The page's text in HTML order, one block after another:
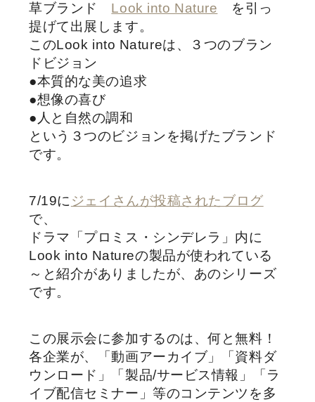
草ブランド Look into Nature を引っ
提げて出展します。
このLook into Natureは、３つのブラン
ドビジョン
●本質的な美の追求
●想像の喜び
●人と自然の調和
という３つのビジョンを掲げたブランド
です。
7/19に ジェイさんが投稿されたブログ
で、
ドラマ「プロミス・シンデレラ」内に
Look into Natureの製品が使われている
～と紹介がありましたが、あのシリーズ
です。
この展示会に参加するのは、何と無料！
各企業が、「動画アーカイブ」「資料ダ
ウンロード」「製品/サービス情報」「ラ
イブ配信セミナー」等のコンテンツを多